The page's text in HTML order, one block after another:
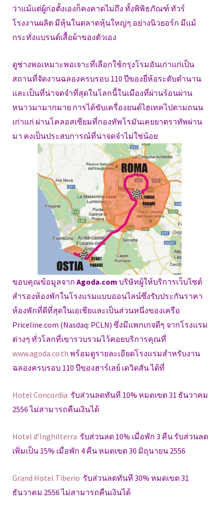
ว่าแม้แต่ผู้ก่อตั้งเองก็คงคาดไม่ถึง ทั้งพิพิธภัณฑ์ ทัวร์
โรงงานผลิต มีหุ้นในตลาดหุ้นใหญ่ๆ อย่างนิวยอร์ก มีแม้
กระทั่งแบรนด์เสื้อผ้าของตัวเอง
ดูช่างพอเหมาะพอเจาะที่เลือกใช้กรุงโรมอันเก่าแก่เป็น
สถานที่จัดงานฉลองครบรอบ 110 ปีของยี่ห้อระดับตำนาน
และเป็นที่น่าจดจำที่สุดในโลกนี้ในเมืองที่ผ่านร้อนผ่าน
หนาวมามากมาย การได้ขับเครื่องยนต์ไฮเทคไปตามถนน
เก่าแก่ ผ่านโคลอสเซียมที่กองทัพโรมันเคยยาตราทัพผ่าน
มา คงเป็นประสบการณ์ที่น่าจดจำไม่ใช่น้อย
ขอบคุณข้อมูลจาก Agoda.com บริษัทผู้ให้บริการเว็บไซต์
สำรองห้องพักในโรงแรมแบบออนไลน์ซึ่งรับประกันราคา
ห้องพักที่ดีที่สุดในเอเชียและเป็นส่วนหนึ่งของเครือ
Priceline.com (Nasdaq: PCLN) ซึ่งมีแพกเกจดีๆ จากโรงแรม
ต่างๆ ทั่วโลกที่เขารวบรวมไว้คอยบริการคุณที่
www.agoda.co.th พร้อมดูรายละเอียดโรงแรมสำหรับงาน
ฉลองครบรอบ 110 ปีของฮาร์เลย์ เดวิดสัน ได้ที่
Hotel Concordia รับส่วนลดทันที 10% หมดเขต 31 ธันวาคม
2556 ไม่สามารถคืนเงินได้
Hotel d’Inghilterra รับส่วนลด 10% เมื่อพัก 3 คืน รับส่วนลด
เพิ่มเป็น 15% เมื่อพัก 4 คืน หมดเขต 30 มิถุนายน 2556
Grand Hotel Tiberio รับส่วนลดทันที 30% หมดเขต 31
ธันวาคม 2556 ไม่สามารถคืนเงินได้